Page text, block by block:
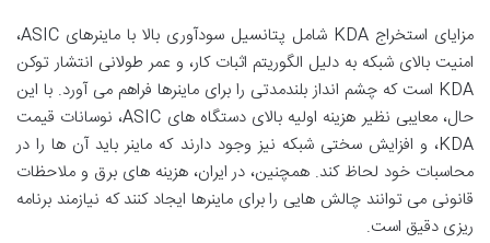
مزایای استخراج KDA شامل پتانسیل سودآوری بالا با ماینرهای ASIC،
امنیت بالای شبکه به دلیل الگوریتم اثبات کار، و عمر طولانی انتشار توکن
KDA است که چشم انداز بلندمدتی را برای ماینرها فراهم می آورد. با این
حال، معایبی نظیر هزینه اولیه بالای دستگاه های ASIC، نوسانات قیمت
KDA، و افزایش سختی شبکه نیز وجود دارند که ماینر باید آن ها را در
محاسبات خود لحاظ کند. همچنین، در ایران، هزینه های برق و ملاحظات
قانونی می توانند چالش هایی را برای ماینرها ایجاد کنند که نیازمند برنامه
ریزی دقیق است.